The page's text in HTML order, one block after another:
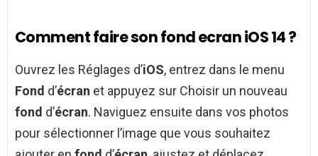
Comment faire son fond ecran iOS 14 ?
Ouvrez les Réglages d’iOS, entrez dans le menu
Fond d’écran et appuyez sur Choisir un nouveau
fond d’écran. Naviguez ensuite dans vos photos
pour sélectionner l’image que vous souhaitez